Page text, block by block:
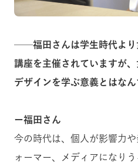
──福田さんは学生時代よ
講座を主催されていますが
デザインを学ぶ意義とはなん
ー福田さん
今の時代は、個人が影響力
ォーマー、メディアになり